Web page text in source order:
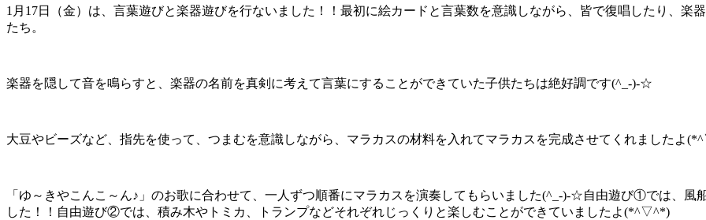
1月17日（金）は、言葉遊びと楽器遊びを行ないました！！最初に絵カードと言葉数を意識しながら、皆で復唱したり、楽
たち。
楽器を隠して音を鳴らすと、楽器の名前を真剣に考えて言葉にすることができていた子供たちは絶好調です(^_-)-☆
大豆やビーズなど、指先を使って、つまむを意識しながら、マラカスの材料を入れてマラカスを完成させてくれましたよ
「ゆ～きやこんこ～ん♪」のお歌に合わせて、一人ずつ順番にマラカスを演奏してもらいました(^_-)-☆自由遊び①では、風
した！！自由遊び②では、積み木やトミカ、トランプなどそれぞれじっくりと楽しむことができていましたよ(*^▽^*)